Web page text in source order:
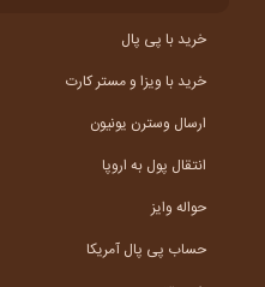
خرید با پی پال
خرید با ویزا و مستر کارت
ارسال وسترن یونیون
انتقال پول به اروپا
حواله وایز
حساب پی پال آمریکا